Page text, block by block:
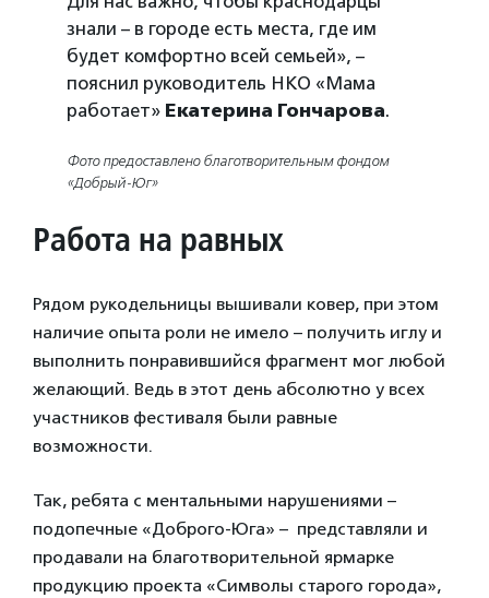
знали – в городе есть места, где им
будет комфортно всей семьей», –
пояснил руководитель НКО «Мама
работает» Екатерина Гончарова.
Фото предоставлено благотворительным фондом
«Добрый-Юг»
Работа на равных
Рядом рукодельницы вышивали ковер, при этом
наличие опыта роли не имело – получить иглу и
выполнить понравившийся фрагмент мог любой
желающий. Ведь в этот день абсолютно у всех
участников фестиваля были равные
возможности.
Так, ребята с ментальными нарушениями –
подопечные «Доброго-Юга» – представляли и
продавали на благотворительной ярмарке
продукцию проекта «Символы старого города»,